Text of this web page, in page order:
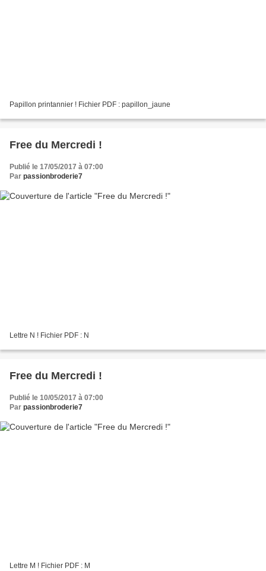
Papillon printannier ! Fichier PDF : papillon_jaune
Free du Mercredi !
Publié le 17/05/2017 à 07:00
Par passionbroderie7
Lettre N ! Fichier PDF : N
Free du Mercredi !
Publié le 10/05/2017 à 07:00
Par passionbroderie7
Lettre M ! Fichier PDF : M